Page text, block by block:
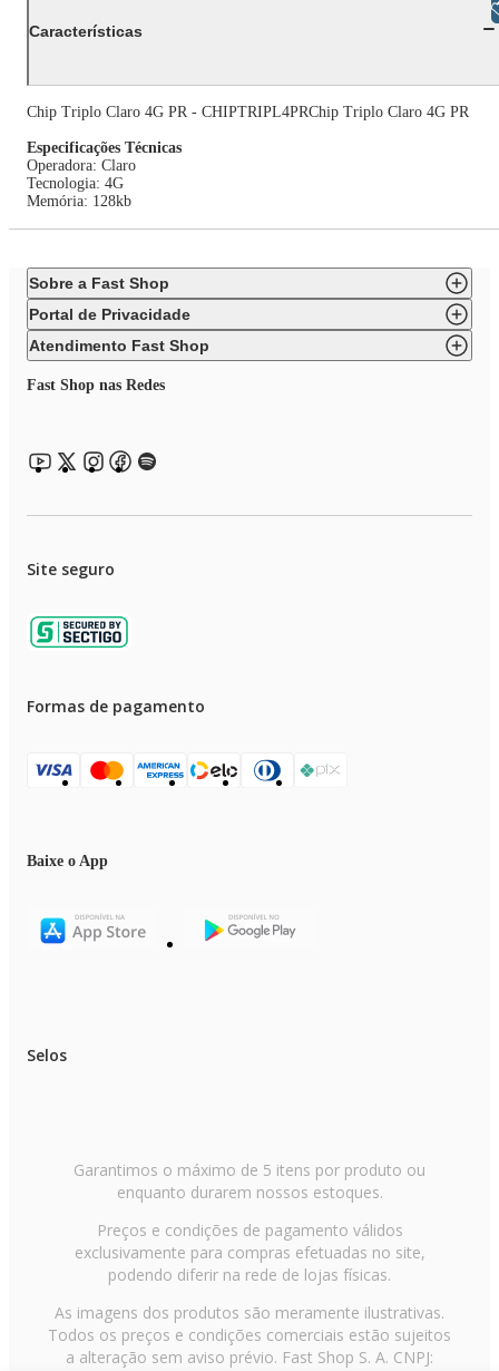
Características
Chip Triplo Claro 4G PR - CHIPTRIPL4PRChip Triplo Claro 4G PR
Especificações Técnicas
Operadora: Claro
Tecnologia: 4G
Memória: 128kb
Sobre a Fast Shop
Portal de Privacidade
Atendimento Fast Shop
Fast Shop nas Redes
Site seguro
Formas de pagamento
Baixe o App
Selos
Garantimos o máximo de 5 itens por produto ou
enquanto durarem nossos estoques.
Preços e condições de pagamento válidos
exclusivamente para compras efetuadas no site,
podendo diferir na rede de lojas físicas.
As imagens dos produtos são meramente ilustrativas.
Todos os preços e condições comerciais estão sujeitos
a alteração sem aviso prévio. Fast Shop S. A. CNPJ: